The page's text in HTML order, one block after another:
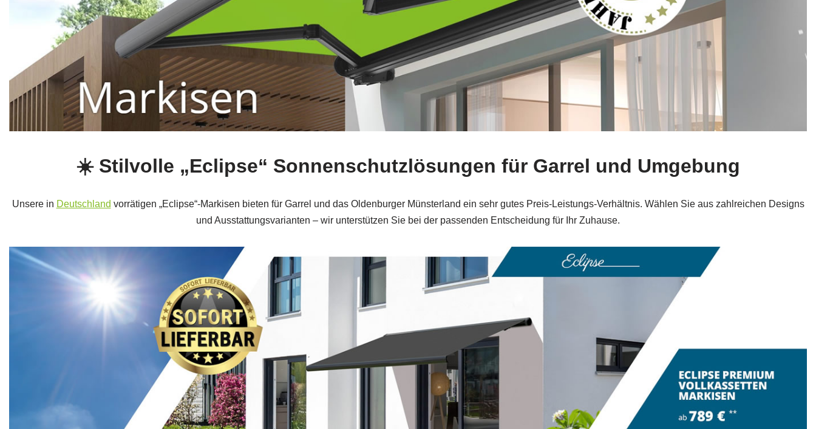
☀️ Stilvolle „Eclipse“ Sonnenschutzlösungen für Garrel und Umgebung
Unsere in Deutschland vorrätigen „Eclipse“-Markisen bieten für Garrel und das Oldenburger Münsterland ein sehr gutes Preis-Leistungs-Verhältnis. Wählen Sie aus zahlreichen Designs
und Ausstattungsvarianten – wir unterstützen Sie bei der passenden Entscheidung für Ihr Zuhause.